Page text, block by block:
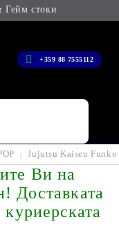
стоки
+359 88 7555112
Jujutsu Kaisen
Ви на
Доставката
куриерската